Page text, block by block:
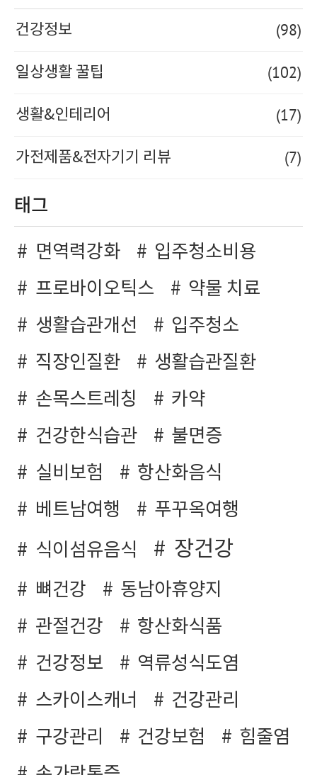
건강정보 (98)
일상생활 꿀팁 (102)
생활&인테리어 (17)
가전제품&전자기기 리뷰 (7)
태그
면역력강화
입주청소비용
프로바이오틱스
약물 치료
생활습관개선
입주청소
직장인질환
생활습관질환
손목스트레칭
카약
건강한식습관
불면증
실비보험
항산화음식
베트남여행
푸꾸옥여행
식이섬유음식
장건강
뼈건강
동남아휴양지
관절건강
항산화식품
건강정보
역류성식도염
스카이스캐너
건강관리
구강관리
건강보험
힘줄염